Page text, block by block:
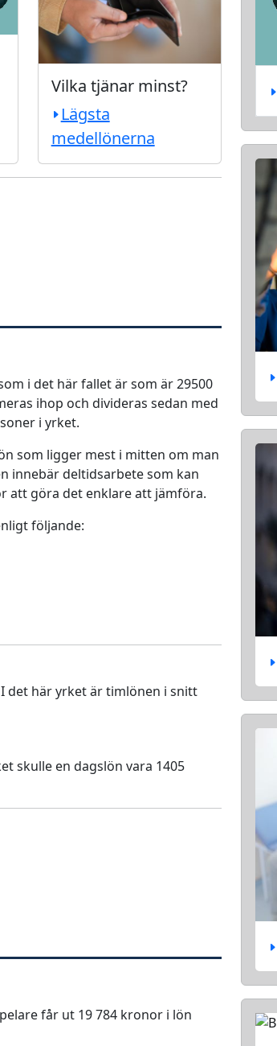
Vilka tjänar minst?
Lägsta
medellönerna
i det här fallet är som är 29500
ihop och divideras sedan med
i yrket.
som ligger mest i mitten om man
innebär deltidsarbete som kan
att göra det enklare att jämföra.
följande:
det här yrket är timlönen i snitt
skulle en dagslön vara 1405
får ut 19 784 kronor i lön